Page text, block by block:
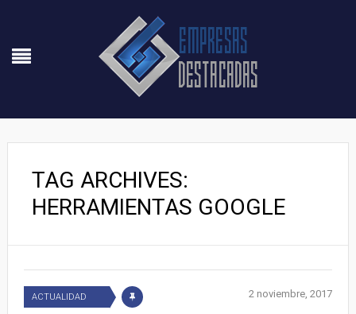
TAG ARCHIVES:
HERRAMIENTAS GOOGLE
ACTUALIDAD 2 noviembre, 2017